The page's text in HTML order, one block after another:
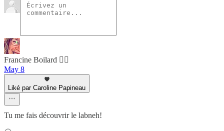
Francine Boilard 🙋‍♀️
May 8
Liké par Caroline Papineau
Tu me fais découvrir le labneh!